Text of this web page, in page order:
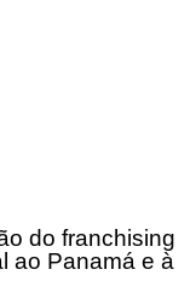
do franchising
ao Panamá e à